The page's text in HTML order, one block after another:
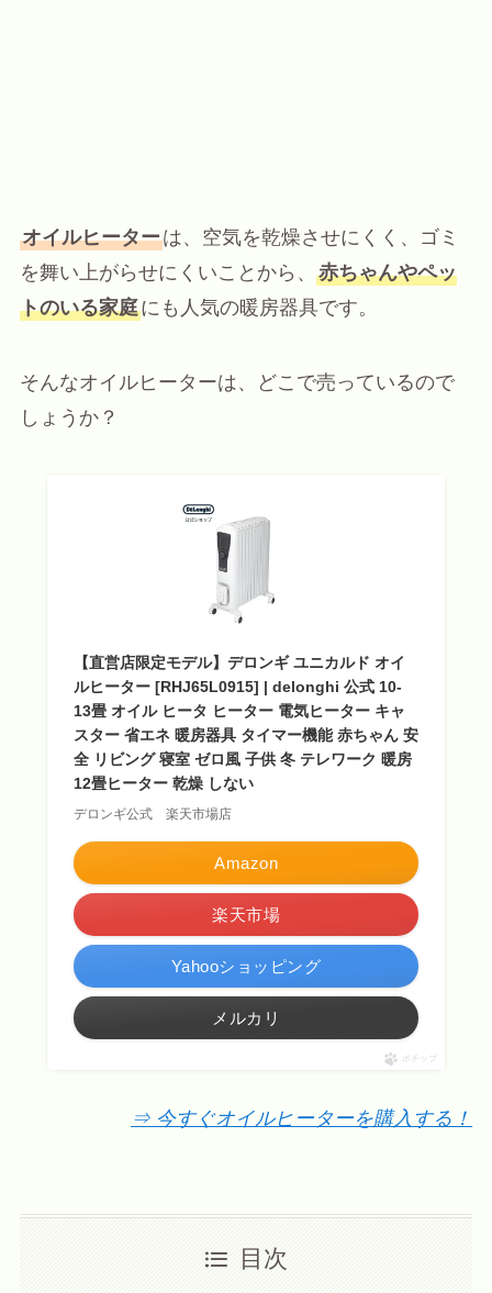
オイルヒーターは、空気を乾燥させにくく、ゴミ
を舞い上がらせにくいことから、 赤ちゃんやペッ
トのいる家庭にも人気の暖房器具です。
そんなオイルヒーターは、どこで売っているので
しょうか？
【直営店限定モデル】デロンギ ユニカルド オイ
ルヒーター [RHJ65L0915] | delonghi 公式 10-
13畳 オイル ヒータ ヒーター 電気ヒーター キャ
スター 省エネ 暖房器具 タイマー機能 赤ちゃん 安
全 リビング 寝室 ゼロ風 子供 冬 テレワーク 暖房
12畳ヒーター 乾燥 しない
デロンギ公式 楽天市場店
Amazon
楽天市場
Yahooショッピング
メルカリ
ポチップ
⇒ 今すぐオイルヒーターを購入する！
目次